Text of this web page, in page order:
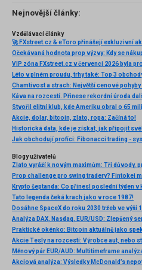
několik příkladů nejznámějších z nich.
Nejnovější články:
Vzdělávací články
Očekávaná hodnota prop výzvy: Kdy se
VIP zóna FXstreet.cz v červenci 2026 byla
Káva na rozcestí. Přinese rekordní úroda
Akcie, dolar, bitcoin, zlato, ropa: Začíná to!
Blogy uživatelů
Prop challenge pro swing tradery? Fintokei
Tato legenda čeká krach jako v roce 1987!
Dosáhne SpaceX do roku 2030 tržeb ve výši
Akcie Tesly na rozcestí: Výrobce aut, nebo
Měnový pár EUR/AUD: Multitimeframe